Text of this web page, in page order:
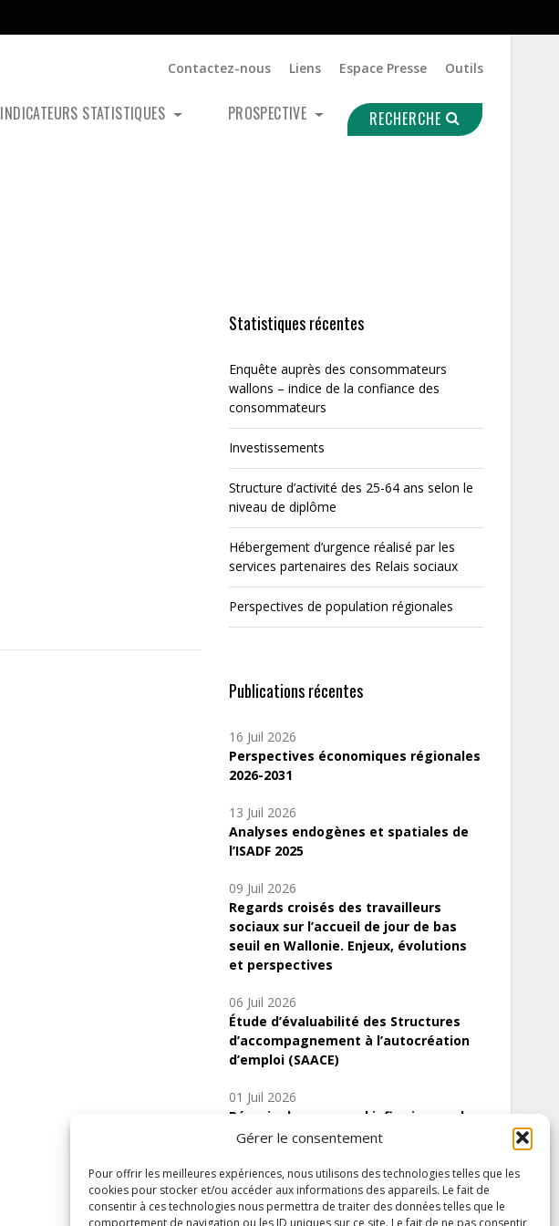
Gérer le consentement
Pour offrir les meilleures expériences, nous utilisons des technologies telles que les
cookies pour stocker et/ou accéder aux informations des appareils. Le fait de
consentir à ces technologies nous permettra de traiter des données telles que le
comportement de navigation ou les ID uniques sur ce site. Le fait de ne pas consentir
Contactez-nous Liens Espace Presse Outils
INDICATEURS STATISTIQUES PROSPECTIVE RECHERCHE
Statistiques récentes
Enquête auprès des consommateurs
wallons – indice de la confiance des
consommateurs
Investissements
Structure d’activité des 25-64 ans selon le
niveau de diplôme
Hébergement d’urgence réalisé par les
services partenaires des Relais sociaux
Perspectives de population régionales
Publications récentes
16 Juil 2026
Perspectives économiques régionales
2026-2031
13 Juil 2026
Analyses endogènes et spatiales de
l’ISADF 2025
09 Juil 2026
Regards croisés des travailleurs
sociaux sur l’accueil de jour de bas
seuil en Wallonie. Enjeux, évolutions
et perspectives
06 Juil 2026
Étude d’évaluabilité des Structures
d’accompagnement à l’autocréation
d’emploi (SAACE)
01 Juil 2026
Pénurie du personnel infirmier :quels
indicateurs d’offre de soins pour